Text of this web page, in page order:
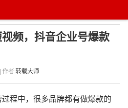
频，抖音企业号爆款
| 作者:转载大师
程中，很多品牌都有做爆款的